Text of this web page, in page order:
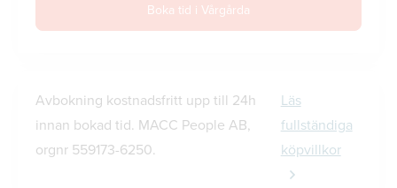
Boka tid i Vårgårda
Avbokning kostnadsfritt upp till 24h
innan bokad tid. MACC People AB,
orgnr 559173-6250.
Läs
fullständiga
köpvillkor